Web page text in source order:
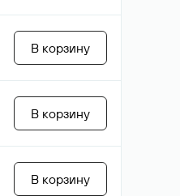
В корзину
В корзину
В корзину